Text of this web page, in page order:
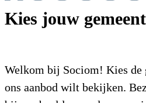
Kies jouw
Welkom bij Sociom! Kies de
ons aanbod wilt bekijken.